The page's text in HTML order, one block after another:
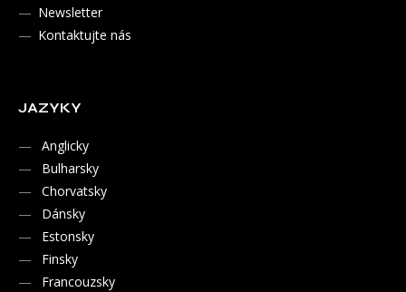
Newsletter
Kontaktujte nás
JAZYKY
Anglicky
Bulharsky
Chorvatsky
Dánsky
Estonsky
Finsky
Francouzsky